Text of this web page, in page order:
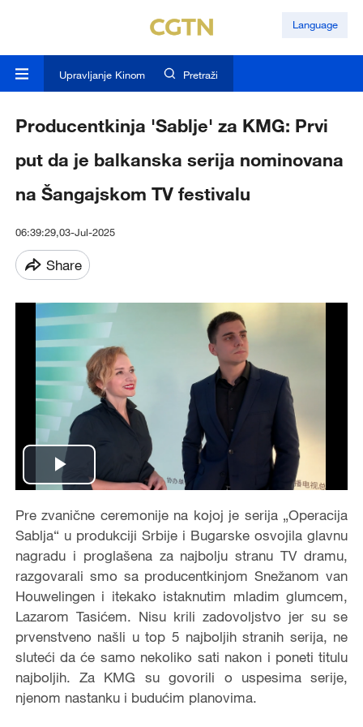
Language
Upravljanje Kinom Pretraži
Producentkinja 'Sablje' za KMG: Prvi
put da je balkanska serija nominovana
na Šangajskom TV festivalu
06:39:29,03-Jul-2025
Share
Play
Video
Pre zvanične ceremonije na kojoj je serija „Operacija
Sablja“ u produkciji Srbije i Bugarske osvojila glavnu
nagradu i proglašena za najbolju stranu TV dramu,
razgovarali smo sa producentkinjom Snežanom van
Houwelingen i itekako istaknutim mladim glumcem,
Lazarom Tasićem. Nisu krili zadovoljstvo jer su se
prvenstveno našli u top 5 najboljih stranih serija, ne
sluteći da će samo nekoliko sati nakon i poneti titulu
najboljih. Za KMG su govorili o uspesima serije,
njenom nastanku i budućim planovima.